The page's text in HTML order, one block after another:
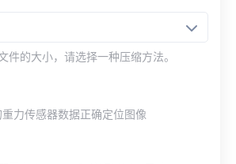
件的大小，请选择一种压缩方法。
重力传感器数据正确定位图像